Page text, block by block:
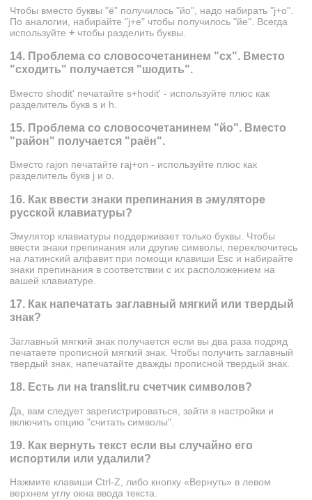
Чтобы вместо буквы "ё" получилось "йо", надо набирать "j+o".
По аналогии, набирайте "j+e" чтобы получилось "йе". Всегда
используйте + чтобы разделить буквы.
14. Проблема со словосочетанинем "сх". Вместо
"сxодить" получается "шодить".
Вместо shodit' печатайте s+hodit' - используйте плюс как
разделитель букв s и h.
15. Проблема со словосочетанинем "йо". Вместо
"район" получается "раён".
Вместо rajon печатайте raj+on - используйте плюс как
разделитель букв j и o.
16. Как ввести знаки препинания в эмуляторе
русской клавиатуры?
Эмулятор клавиатуры поддерживает только буквы. Чтобы
ввести знаки препинания или другие символы, переключитесь
на латинский алфавит при помощи клавиши Esc и набирайте
знаки препинания в соответствии с их расположением на
вашей клавиатуре.
17. Как напечатать заглавный мягкий или твердый
знак?
Заглавный мягкий знак получается если вы два раза подряд
печатаете прописной мягкий знак. Чтобы получить заглавный
твердый знак, напечатайте дважды прописной твердый знак.
18. Есть ли на translit.ru счетчик символов?
Да, вам следует зарегистрироваться, зайти в настройки и
включить опцию "считать символы".
19. Как вернуть текст если вы случайно его
испортили или удалили?
Нажмите клавиши Ctrl-Z, либо кнопку «Вернуть» в левом
верхнем углу окна ввода текста.